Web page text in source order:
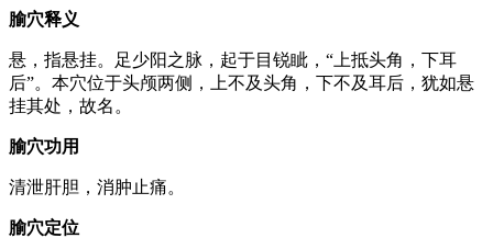
腧穴释义
悬，指悬挂。足少阳之脉，起于目锐眦，“上抵头角，下耳
后”。本穴位于头颅两侧，上不及头角，下不及耳后，犹如悬
挂其处，故名。
腧穴功用
清泄肝胆，消肿止痛。
腧穴定位